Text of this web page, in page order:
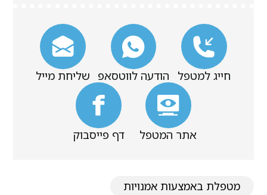
חייג למטפל הודעה לווטסאפ שליחת מייל
אתר המטפל דף פייסבוק
מטפלת באמצעות אמנויות